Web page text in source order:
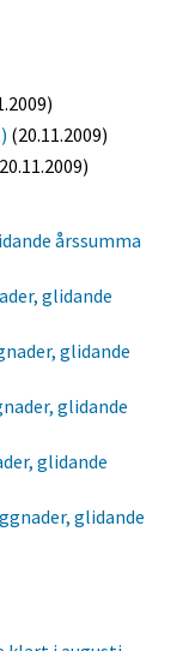
(20.11.2009)
årssumma
glidande
glidande
glidande
glidande
glidande